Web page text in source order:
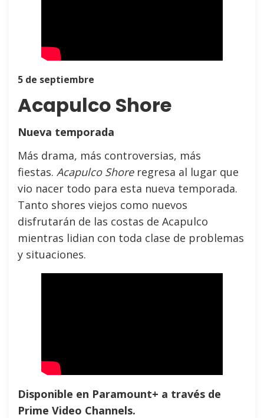
5 de septiembre
Acapulco Shore
Nueva temporada
Más drama, más controversias, más
fiestas. Acapulco Shoreregresa al lugar que
vio nacer todo para esta nueva temporada.
Tanto shores viejos como nuevos
disfrutarán de las costas de Acapulco
mientras lidian con toda clase de problemas
y situaciones.
Disponible en Paramount+ a través de
Prime Video Channels.